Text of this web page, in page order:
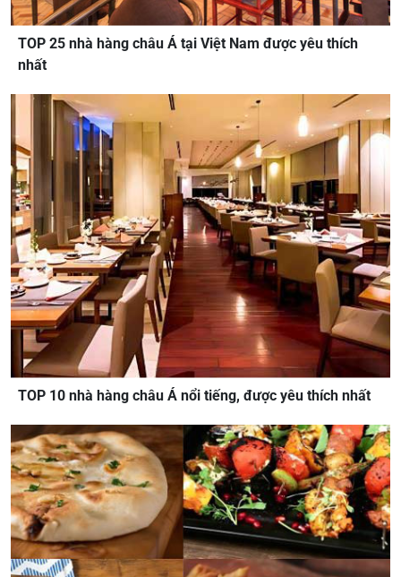
TOP 25 nhà hàng châu Á tại Việt Nam được yêu thích
nhất
TOP 10 nhà hàng châu Á nổi tiếng, được yêu thích nhất